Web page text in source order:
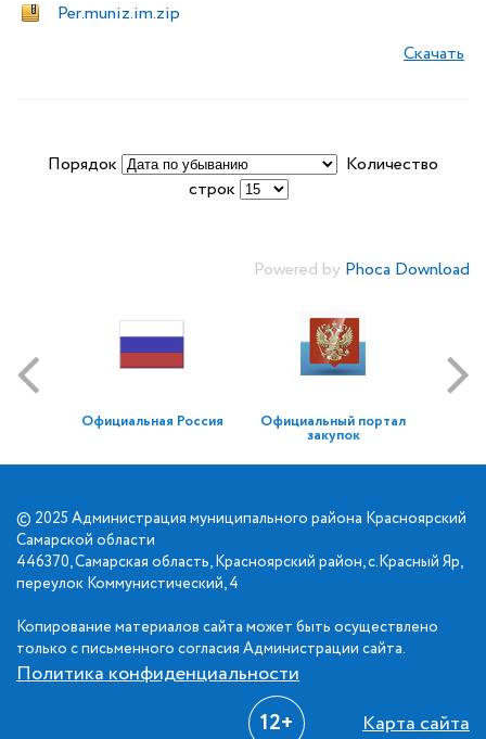
Per.muniz.im.zip
Скачать
Порядок
Количество
строк
Powered by Phoca Download
Официальная Россия Официальный портал
закупок
© 2025 Администрация муниципального района Красноярский
Самарской области
446370, Самарская область, Красноярский район, с.Красный Яр,
переулок Коммунистический, 4
Копирование материалов сайта может быть осуществлено
только с письменного согласия Администрации сайта.
Политика конфиденциальности
12+ Карта сайта